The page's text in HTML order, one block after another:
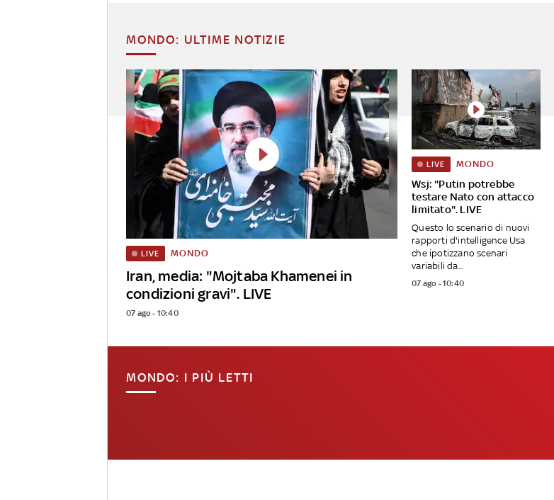
MONDO: ULTIME NOTIZIE
Iran, media: "Mojtaba Khamenei in
condizioni gravi". LIVE
LIVE MONDO
07 ago - 10:40
Wsj: "Putin potrebbe
testare Nato con attacco
limitato". LIVE
LIVE MONDO
Questo lo scenario di nuovi
rapporti d'intelligence Usa
che ipotizzano scenari
variabili da...
07 ago - 10:40
MONDO: I PIÙ LETTI